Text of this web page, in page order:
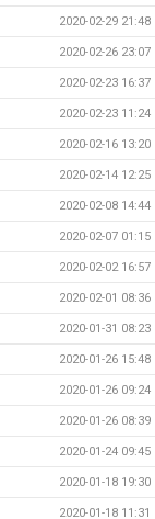
2020-02-29 21:48
2020-02-26 23:07
2020-02-23 16:37
2020-02-23 11:24
2020-02-16 13:20
2020-02-14 12:25
2020-02-08 14:44
2020-02-07 01:15
2020-02-02 16:57
2020-02-01 08:36
2020-01-31 08:23
2020-01-26 15:48
2020-01-26 09:24
2020-01-26 08:39
2020-01-24 09:45
2020-01-18 19:30
2020-01-18 11:31